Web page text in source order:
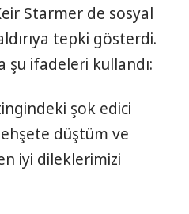
Starmer de sosyal
tepki gösterdi.
şu ifadeleri kullandı:
şok edici
düştüm ve
iyi dileklerimizi